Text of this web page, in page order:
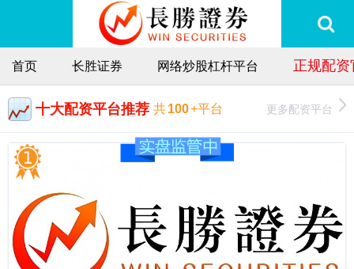
首页 长胜证券 网络炒股杠杆平台 正规配
十大配资平台推荐 共100+平台 更多配资平台